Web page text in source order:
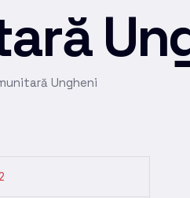
Ungheni